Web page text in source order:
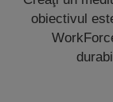
obiectivul